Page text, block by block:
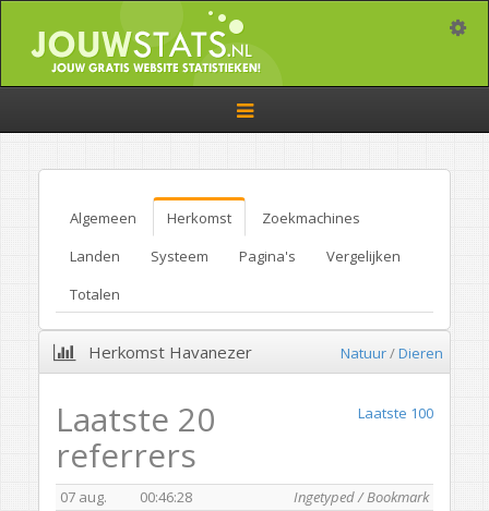
Toggle
navigation
Algemeen Herkomst
Zoekmachines
Landen
Systeem Pagina's
Vergelijken
Totalen
Herkomst Havanezer Natuur/Dieren
Laatste 100
Laatste 20
referrers
07 aug. 00:46:28
Ingetyped / Bookmark